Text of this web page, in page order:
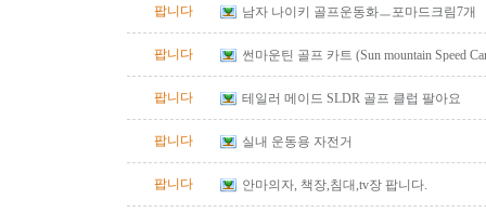
팝니다 남자 나이키 골프운동화ㅡ포마드크림7개
팝니다 썬마운틴 골프 카트 (Sun mountain Speed
팝니다 테일러 메이드 SLDR 골프 클럽 팔아요
팝니다 실내 운동용 자전거
팝니다 안마의자, 책장,침대,tv장 팝니다.